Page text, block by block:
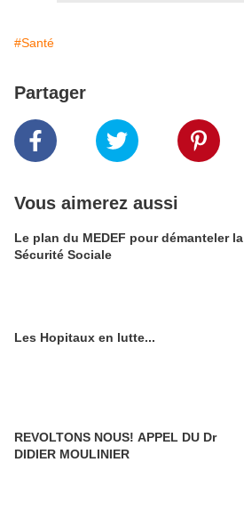
#Santé
Partager
Vous aimerez aussi
Le plan du MEDEF pour démanteler la
Sécurité Sociale
Les Hopitaux en lutte...
REVOLTONS NOUS! APPEL DU Dr
DIDIER MOULINIER